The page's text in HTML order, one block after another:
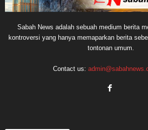
Sabah News adalah sebuah medium berita
kontroversi yang hanya memaparkan berita
tontonan umum.
Contact us: